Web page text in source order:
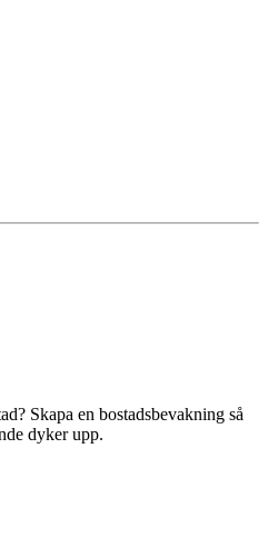
Skapa en bostadsbevakning så
dyker upp.